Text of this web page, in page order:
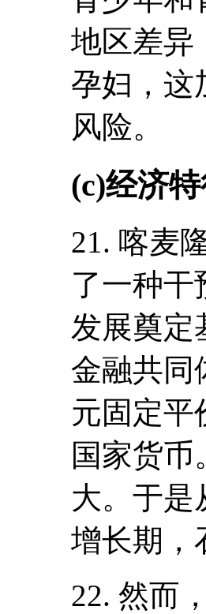
地区差异
孕妇，这
风险。
(c)经济
21. 喀麦
了一种干
发展奠定
金融共同
元固定平
国家货
大。于是
增长期，
22. 然而